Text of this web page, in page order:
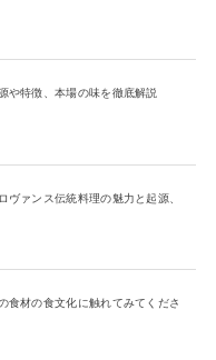
や特徴、本場の味を徹底解説
ヴァンス伝統料理の魅力と起源、
食材の食文化に触れてみてくださ